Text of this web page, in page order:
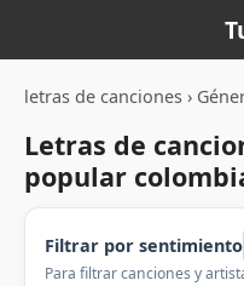
letras de canciones ›
Letras de
popular
Filtrar por sentimiento
Para filtrar canciones y